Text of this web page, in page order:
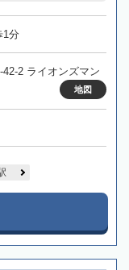
1分
2 ライオンズマン
地図